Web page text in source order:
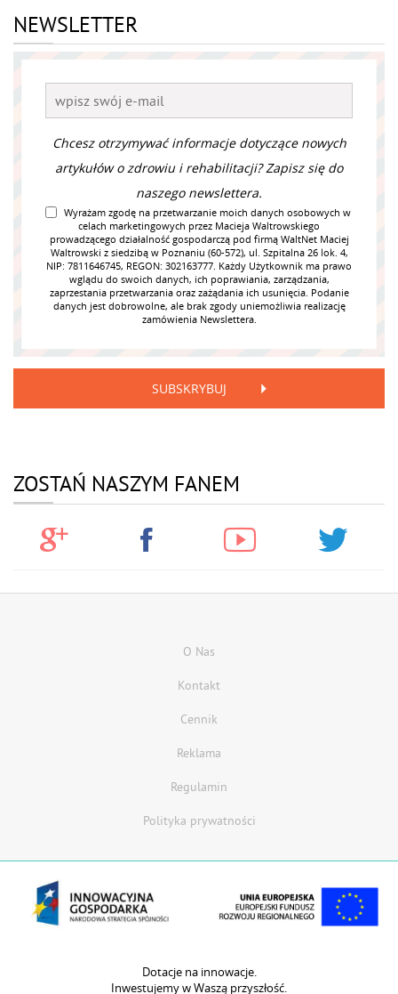
NEWSLETTER
Chcesz otrzymywać informacje dotyczące nowych
artykułów o zdrowiu i rehabilitacji? Zapisz się do
naszego newslettera.
Wyrażam zgodę na przetwarzanie moich danych osobowych w
celach marketingowych przez Macieja Waltrowskiego
prowadzącego działalność gospodarczą pod firmą WaltNet Maciej
Waltrowski z siedzibą w Poznaniu (60-572), ul. Szpitalna 26 lok. 4,
NIP: 7811646745, REGON: 302163777. Każdy Użytkownik ma prawo
wglądu do swoich danych, ich poprawiania, zarządzania,
zaprzestania przetwarzania oraz zażądania ich usunięcia. Podanie
danych jest dobrowolne, ale brak zgody uniemożliwia realizację
zamówienia Newslettera.
SUBSKRYBUJ
ZOSTAŃ NASZYM FANEM
O Nas
Kontakt
Cennik
Reklama
Regulamin
Polityka prywatności
Dotacje na innowacje.
Inwestujemy w Waszą przyszłość.